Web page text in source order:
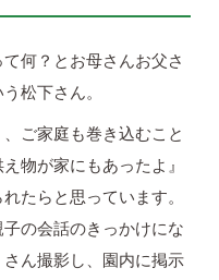
何？とお母さんお父さ
松下さん。
ご家庭も巻き込むこと
物が家にもあったよ』
たらと思っています。
の会話のきっかけにな
ん撮影し、園内に掲示